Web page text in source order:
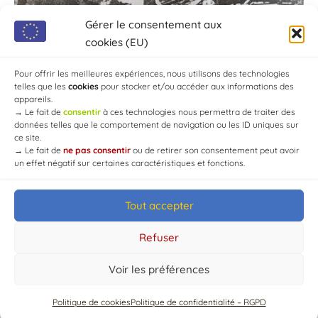
Gérer le consentement aux
cookies (EU)
Pour offrir les meilleures expériences, nous utilisons des technologies
telles que les cookies pour stocker et/ou accéder aux informations des
appareils.
→ Le fait de consentir à ces technologies nous permettra de traiter des
données telles que le comportement de navigation ou les ID uniques sur
ce site.
→ Le fait de ne pas consentir ou de retirer son consentement peut avoir
un effet négatif sur certaines caractéristiques et fonctions.
Tout accepter
Refuser
Voir les préférences
Politique de cookiesPolitique de confidentialité – RGPD
© Mairie de Chaource [2004-2024] | Tous droits réservés.
Developed byWEB3-DESIGN